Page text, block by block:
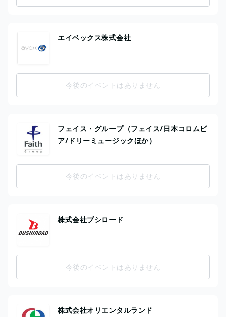
エイベックス株式会社
今後のイベントはありません
フェイス・グループ（フェイス/日本コロムビ
ア/ドリーミュージックほか）
今後のイベントはありません
株式会社ブシロード
今後のイベントはありません
株式会社オリエンタルランド